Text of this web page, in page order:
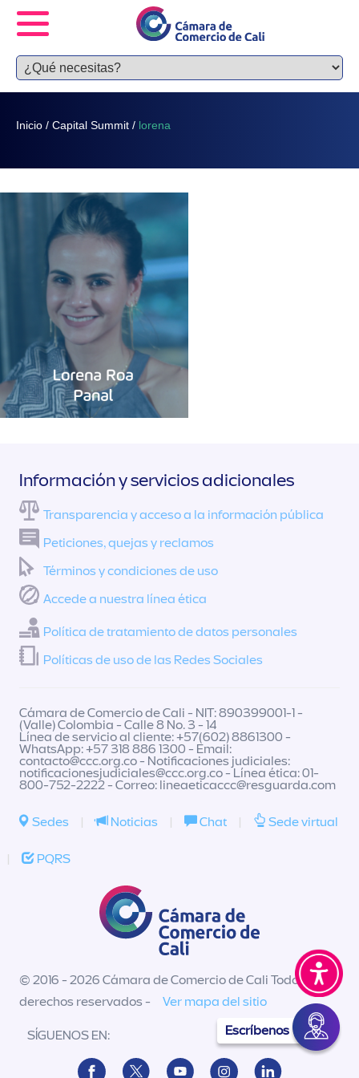
Inicio / Capital Summit / lorena
Escríbenos
Información y servicios adicionales
Transparencia y acceso a la información pública
Peticiones, quejas y reclamos
Términos y condiciones de uso
Accede a nuestra línea ética
Política de tratamiento de datos personales
Políticas de uso de las Redes Sociales
Cámara de Comercio de Cali - NIT: 890399001-1 -
(Valle) Colombia - Calle 8 No. 3 - 14
Línea de servicio al cliente: +57(602) 8861300 -
WhatsApp: +57 318 886 1300 - Email:
contacto@ccc.org.co- Notificaciones judiciales:
notificacionesjudiciales@ccc.org.co- Línea ética: 01-
800-752-2222 - Correo: lineaeticaccc@resguarda.com
Sedes | Noticias | Chat | Sede virtual
| PQRS
© 2016 - 2026 Cámara de Comercio de Cali Todos los
derechos reservados -
Ver mapa del sitio
SÍGUENOS EN: